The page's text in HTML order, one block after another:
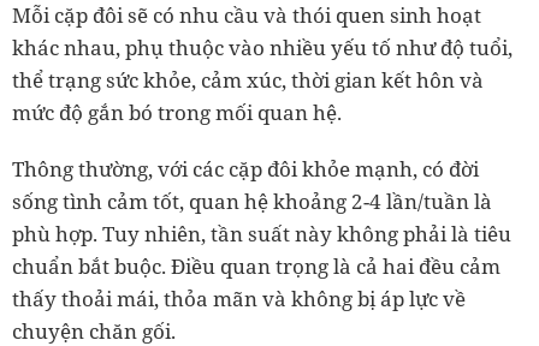
Mỗi cặp đôi sẽ có nhu cầu và thói quen sinh hoạt
khác nhau, phụ thuộc vào nhiều yếu tố như độ tuổi,
thể trạng sức khỏe, cảm xúc, thời gian kết hôn và
mức độ gắn bó trong mối quan hệ.
Thông thường, với các cặp đôi khỏe mạnh, có đời
sống tình cảm tốt, quan hệ khoảng 2-4 lần/tuần là
phù hợp. Tuy nhiên, tần suất này không phải là tiêu
chuẩn bắt buộc. Điều quan trọng là cả hai đều cảm
thấy thoải mái, thỏa mãn và không bị áp lực về
chuyện chăn gối.